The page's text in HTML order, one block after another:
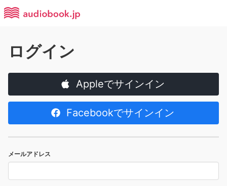
ログイン
Appleでサインイン
Facebookでサインイン
メールアドレス